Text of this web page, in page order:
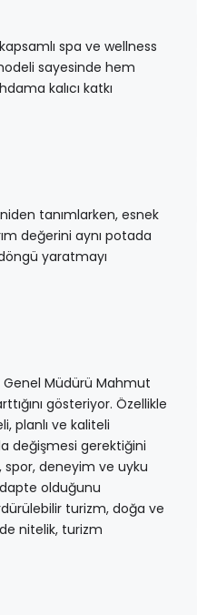
spa ve wellness
sayesinde hem
kalıcı katkı
tanımlarken, esnek
değerini aynı potada
yaratmayı
Genel Müdürü Mahmut
gösteriyor. Özellikle
planlı ve kaliteli
değişmesi gerektiğini
spor, deneyim ve uyku
olduğunu
turizm, doğa ve
nitelik, turizm